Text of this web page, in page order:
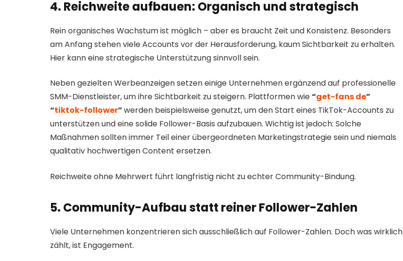
4. Reichweite aufbauen: Organisch und strategisch
Rein organisches Wachstum ist möglich – aber es braucht Zeit und Konsistenz. Besonders
am Anfang stehen viele Accounts vor der Herausforderung, kaum Sichtbarkeit zu erhalten.
Hier kann eine strategische Unterstützung sinnvoll sein.
Neben gezielten Werbeanzeigen setzen einige Unternehmen ergänzend auf professionelle
SMM-Dienstleister, um ihre Sichtbarkeit zu steigern. Plattformen wie“get-fans de”
“tiktok-follower”werden beispielsweise genutzt, um den Start eines TikTok-Accounts zu
unterstützen und eine solide Follower-Basis aufzubauen. Wichtig ist jedoch: Solche
Maßnahmen sollten immer Teil einer übergeordneten Marketingstrategie sein und niemals
qualitativ hochwertigen Content ersetzen.
Reichweite ohne Mehrwert führt langfristig nicht zu echter Community-Bindung.
5. Community-Aufbau statt reiner Follower-Zahlen
Viele Unternehmen konzentrieren sich ausschließlich auf Follower-Zahlen. Doch was wirklich
zählt, ist Engagement.